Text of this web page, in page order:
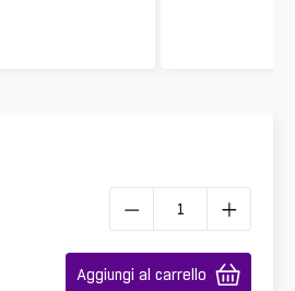
Aggiungi al carrello